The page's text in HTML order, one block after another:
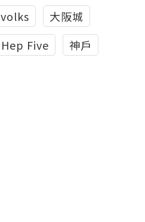
volks
大阪城
Hep Five
神戶